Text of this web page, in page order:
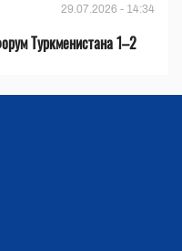
29.07.2026 - 14:34
Туркменистана 1–2